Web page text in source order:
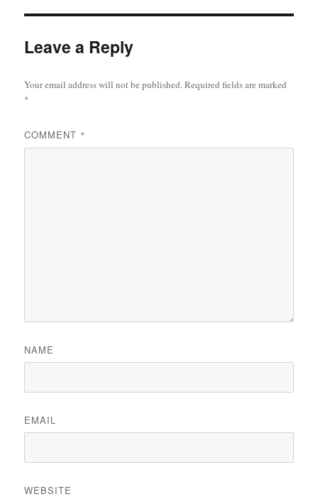
Leave a Reply
Your email address will not be published.Required fields are marked
*
COMMENT *
NAME
EMAIL
WEBSITE